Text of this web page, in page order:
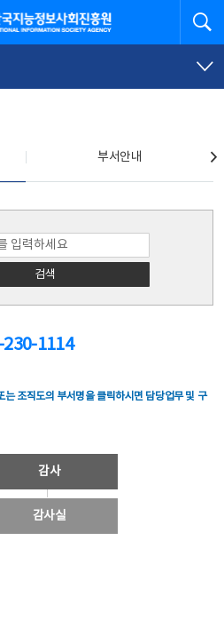
사회진흥원
부서안내
검색
230-1114
는 조직도의 부서명을 클릭하시면 담당업무 및 구
감사
감사실